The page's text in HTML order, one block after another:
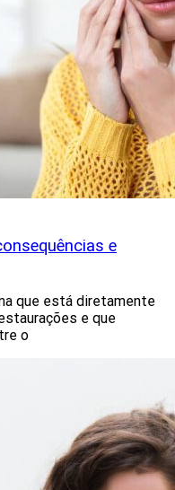
e
que está diretamente
e que
o